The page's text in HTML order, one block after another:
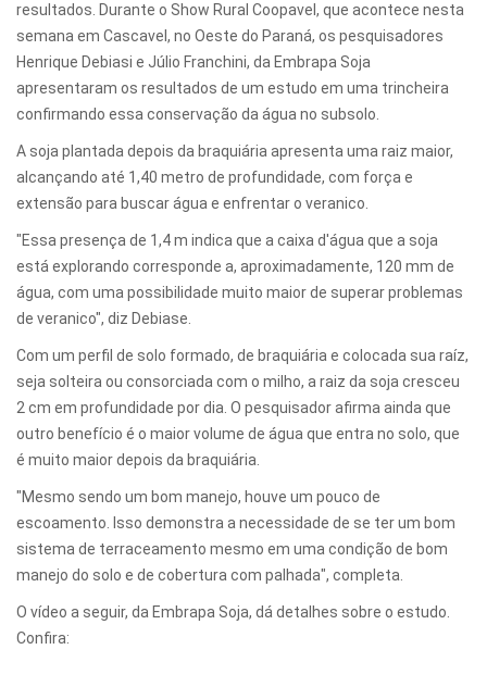
resultados. Durante o Show Rural Coopavel, que acontece nesta
semana em Cascavel, no Oeste do Paraná, os pesquisadores
Henrique Debiasi e Júlio Franchini, da Embrapa Soja
apresentaram os resultados de um estudo em uma trincheira
confirmando essa conservação da água no subsolo.
A soja plantada depois da braquiária apresenta uma raiz maior,
alcançando até 1,40 metro de profundidade, com força e
extensão para buscar água e enfrentar o veranico.
"Essa presença de 1,4 m indica que a caixa d'água que a soja
está explorando corresponde a, aproximadamente, 120 mm de
água, com uma possibilidade muito maior de superar problemas
de veranico", diz Debiase.
Com um perfil de solo formado, de braquiária e colocada sua raíz,
seja solteira ou consorciada com o milho, a raiz da soja cresceu
2 cm em profundidade por dia. O pesquisador afirma ainda que
outro benefício é o maior volume de água que entra no solo, que
é muito maior depois da braquiária.
"Mesmo sendo um bom manejo, houve um pouco de
escoamento. Isso demonstra a necessidade de se ter um bom
sistema de terraceamento mesmo em uma condição de bom
manejo do solo e de cobertura com palhada", completa.
O vídeo a seguir, da Embrapa Soja, dá detalhes sobre o estudo.
Confira: